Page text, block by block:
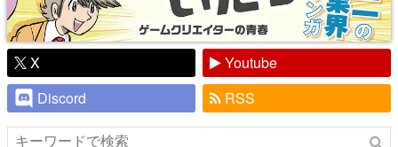
X
Youtube
Discord
RSS